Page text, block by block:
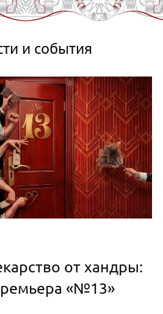
и события
от хандры:
«№13»